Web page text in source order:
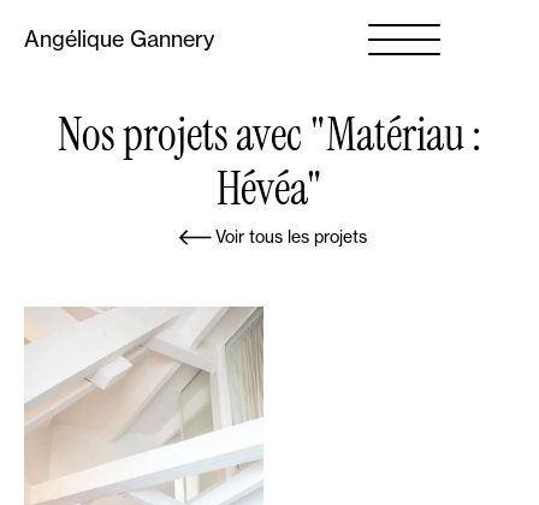
Angélique Gannery
Nos projets avec "Matériau :
Hévéa"
Voir tous les projets